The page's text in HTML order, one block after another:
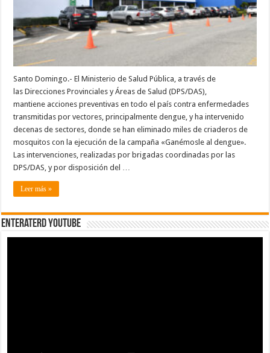
en
todo
el
país
Santo Domingo.- El Ministerio de Salud Pública, a través de
las Direcciones Provinciales y Áreas de Salud (DPS/DAS),
mantiene acciones preventivas en todo el país contra enfermedades
transmitidas por vectores, principalmente dengue, y ha intervenido
decenas de sectores, donde se han eliminado miles de criaderos de
mosquitos con la ejecución de la campaña «Ganémosle al dengue».
Las intervenciones, realizadas por brigadas coordinadas por las
DPS/DAS, y por disposición del …
Leer más »
EnterateRD YOUTUBE